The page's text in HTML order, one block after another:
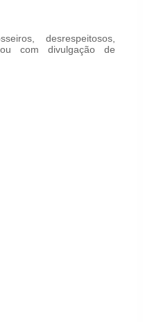
desrespeitosos,
ou com divulgação de